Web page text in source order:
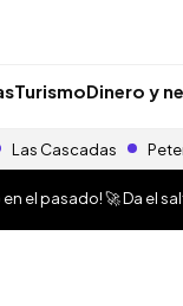
TurismoDinero y
Las Cascadas
el pasado! 🚀 Da el